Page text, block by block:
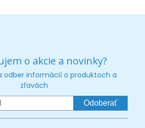
o akcie a novinky?
odber informácií o produktoch a
zľavách
Odoberať